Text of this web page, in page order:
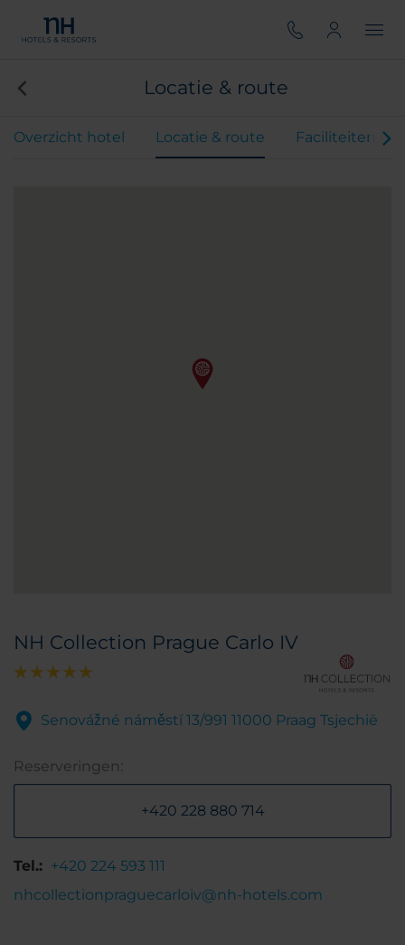
Locatie & route
Overzicht hotel Locatie & route Faciliteiten
NH Collection Prague Carlo IV
Senovážné náměstí 13/991 11000 Praag Tsjechië
Reserveringen:
+420 228 880 714
Tel.: +420 224 593 111
nhcollectionpraguecarloiv@nh-hotels.com